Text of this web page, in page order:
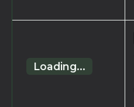
Loading...